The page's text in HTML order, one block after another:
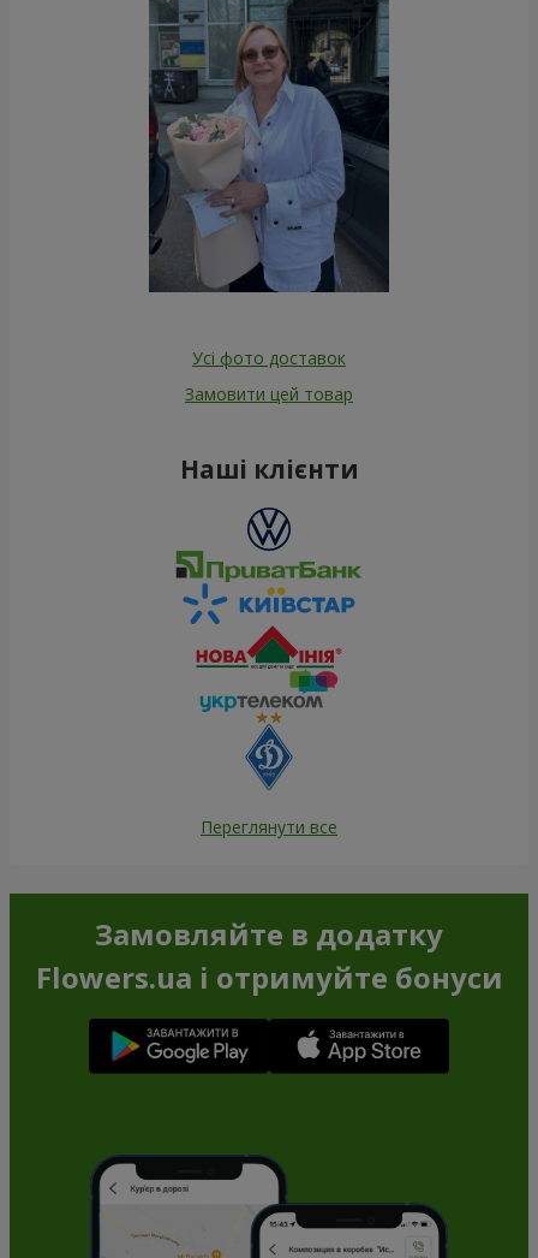
Усі фото доставок
Замовити цей товар
Наші клієнти
Переглянути все
Замовляйте в додатку
Flowers.ua і отримуйте бонуси